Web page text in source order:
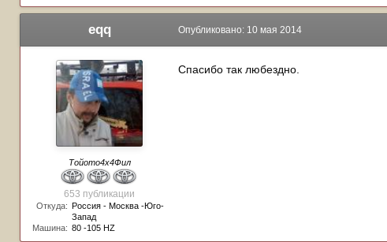
eqq
Тойото4х4Фил
653 публикации
Откуда: Россия - Москва -Юго-
Запад
Машина: 80 -105 HZ
Опубликовано: 10 мая 2014
Спасибо так любездно.